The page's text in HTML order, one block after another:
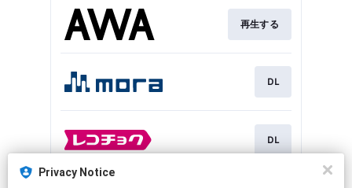
Privacy Notice
再生する
DL
DL